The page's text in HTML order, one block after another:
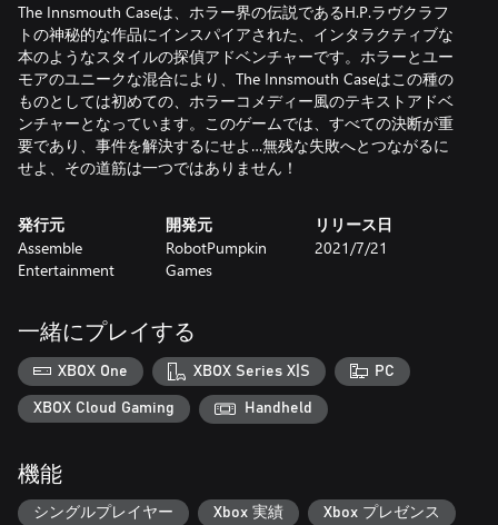
The Innsmouth Caseは、ホラー界の伝説であるH.P.ラヴクラフ
トの神秘的な作品にインスパイアされた、インタラクティブな
本のようなスタイルの探偵アドベンチャーです。ホラーとユー
モアのユニークな混合により、The Innsmouth Caseはこの種の
ものとしては初めての、ホラーコメディー風のテキストアドベ
ンチャーとなっています。このゲームでは、すべての決断が重
要であり、事件を解決するにせよ…無残な失敗へとつながるに
せよ、その道筋は一つではありません！
発行元
Assemble
Entertainment
開発元
RobotPumpkin
Games
リリース日
2021/7/21
一緒にプレイする
XBOX One XBOX Series X|S PC
XBOX Cloud Gaming Handheld
機能
シングルプレイヤー Xbox 実績 Xbox プレゼンス